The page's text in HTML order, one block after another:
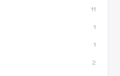
11
1
1
2